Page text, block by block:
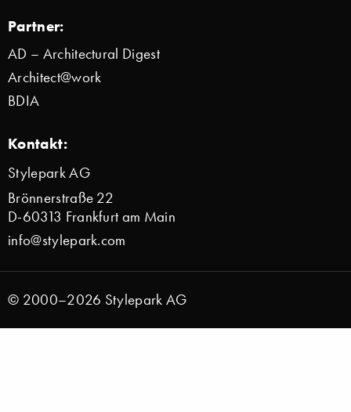
Partner:
AD – Architectural Digest
Architect@work
BDIA
Kontakt:
Stylepark AG
Brönnerstraße 22
D-60313 Frankfurt am Main
info@stylepark.com
© 2000–2026 Stylepark AG